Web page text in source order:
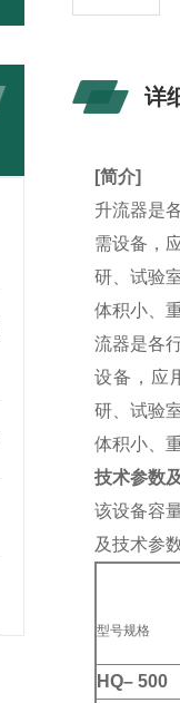
详
[简介]
升流器是
需设备，
研、试验
体积小、
流器是各
设备，应
研、试验
体积小、
技术参数
该设备容
及技术参
型号规格
HQ– 500